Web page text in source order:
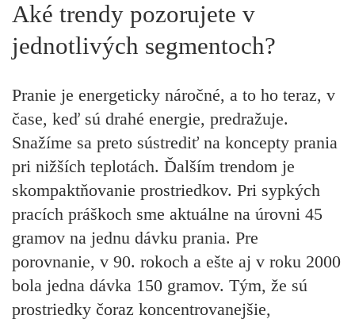
Aké trendy pozorujete v
jednotlivých segmentoch?
Pranie je energeticky náročné, a to ho teraz, v
čase, keď sú drahé energie, predražuje.
Snažíme sa preto sústrediť na koncepty prania
pri nižších teplotách. Ďalším trendom je
skompaktňovanie prostriedkov. Pri sypkých
pracích práškoch sme aktuálne na úrovni 45
gramov na jednu dávku prania. Pre
porovnanie, v 90. rokoch a ešte aj v roku 2000
bola jedna dávka 150 gramov. Tým, že sú
prostriedky čoraz koncentrovanejšie,